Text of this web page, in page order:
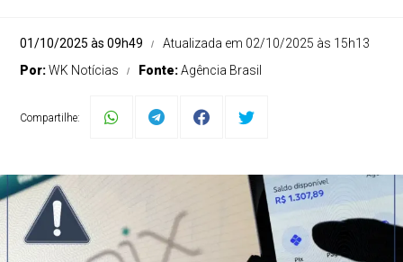
01/10/2025 às 09h49
Atualizada em 02/10/2025 às 15h13
Por:WK Notícias Fonte:Agência Brasil
Compartilhe: